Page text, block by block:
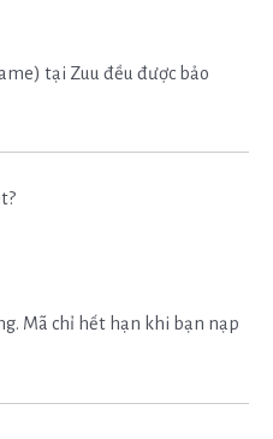
tại Zuu đều được bảo
Mã chỉ hết hạn khi bạn nạp